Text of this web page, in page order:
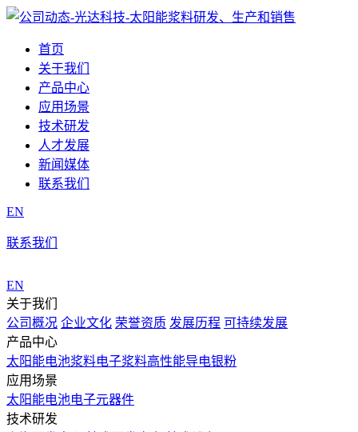
首页
关于我们
产品中心
应用场景
技术研发
人才发展
新闻媒体
联系我们
EN
联系我们
EN
关于我们
公司概况 企业文化 荣誉资质 发展历程 可持续发展
产品中心
太阳能电池浆料电子浆料高性能导电银粉
应用场景
太阳能电池电子元器件
技术研发